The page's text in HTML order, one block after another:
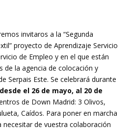
invitaros a la “Segunda
proyecto de Aprendizaje Servicio
de Empleo y en el que están
de la agencia de colocación y
Serpais Este. Se celebrará durante
desde el 26 de mayo, al 20 de
de Down Madrid: 3 Olivos,
Caídos. Para poner en marcha
de vuestra colaboración